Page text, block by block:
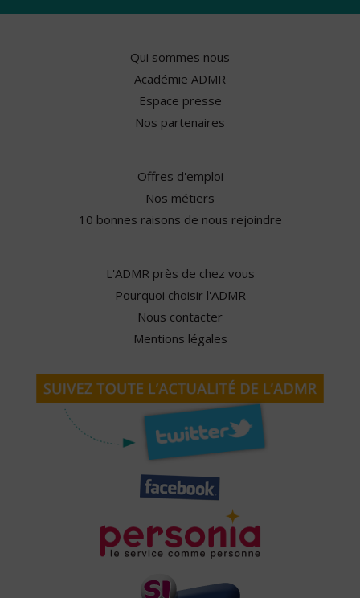
Qui sommes nous
Académie ADMR
Espace presse
Nos partenaires
Offres d'emploi
Nos métiers
10 bonnes raisons de nous rejoindre
L'ADMR près de chez vous
Pourquoi choisir l'ADMR
Nous contacter
Mentions légales